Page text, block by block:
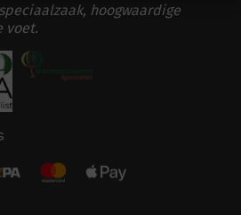
hoogwaardige
voet.